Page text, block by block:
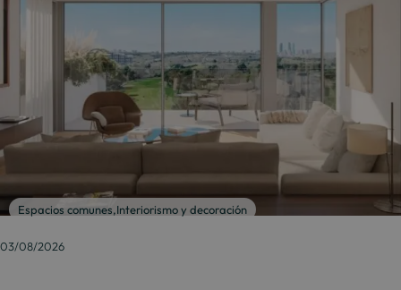
Espacios comunes,Interiorismo y decoración
03/08/2026